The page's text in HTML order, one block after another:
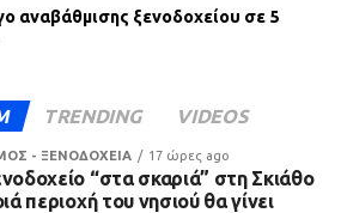
αναβάθμισης ξενοδοχείου σε 5
TRENDING VIDEOS
- ΞΕΝΟΔΟΧΕΙΑ 17 ώρες ago
“στα σκαριά” στη Σκιάθο
περιοχή του νησιού θα γίνει